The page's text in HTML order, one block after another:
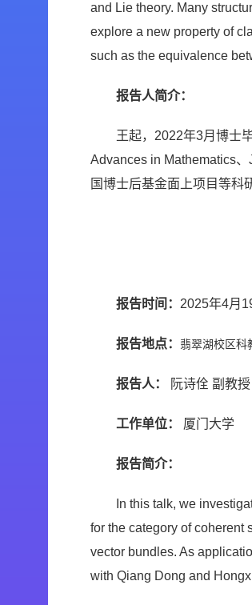
and Lie theory. Many
explore a new property of
such as the equivalence
报告人简介：
王起，2022年3月博士
Advances in Mathematics
国博士后基金面上项目等科
报告时间： 2025年4月
报告地点： 翡翠湖校区科
报告人： 阮诗佺 副教授
工作单位： 厦门大学
报告简介：
In this talk, we
for the category of coherent
vector bundles. As
with Qiang Dong and